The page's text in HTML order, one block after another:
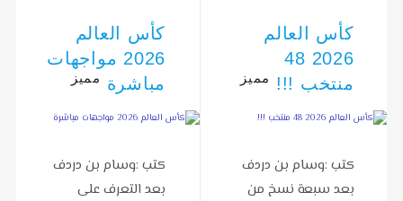
كأس العالم
2026 48
منتخب !!! مميز
كتب :وسام بن دردف
بعد سبعة نسخ من
كأس العالم
2026 مواجهات
مباشرة مميز
كتب :وسام بن دردف
بعد التعرف على